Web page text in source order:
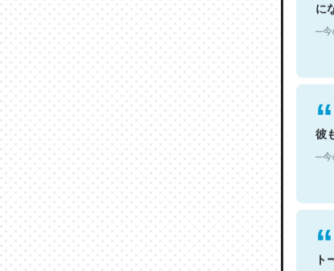
─今
彼
─今
ト
だ